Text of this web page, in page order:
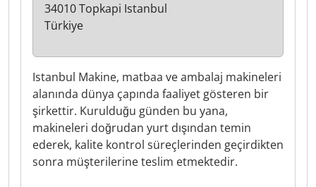
Istanbul Makine, matbaa ve ambalaj makineleri
alanında dünya çapında faaliyet gösteren bir
şirkettir. Kurulduğu günden bu yana,
makineleri doğrudan yurt dışından temin
ederek, kalite kontrol süreçlerinden geçirdikten
sonra müşterilerine teslim etmektedir.
34010 Topkapi Istanbul
Türkiye